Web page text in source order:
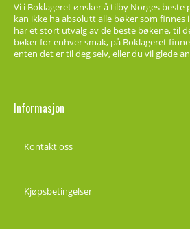
Vi i Boklageret ønsker å tilby Norges beste
kan ikke ha absolutt alle bøker som
har et stort utvalg av de beste bøkene, til
bøker for enhver smak, på Boklageret
enten det er til deg selv, eller du vil glede
Informasjon
Kontakt oss
Kjøpsbetingelser